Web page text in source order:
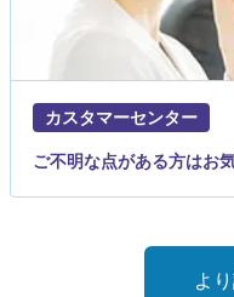
カスタマーセンター
ご不明な点がある方はお
よ